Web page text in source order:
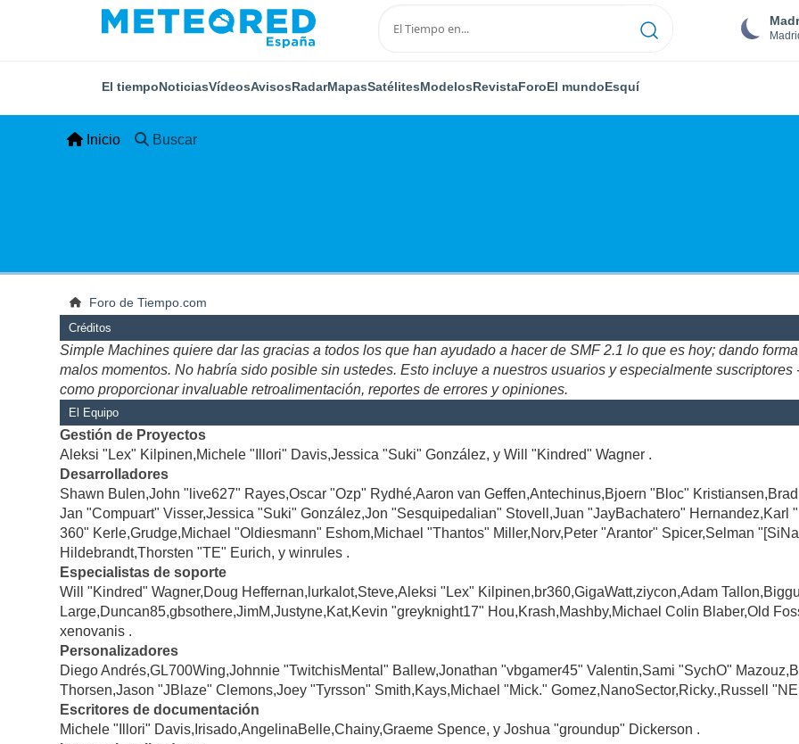
El tiempoNoticiasVídeosAvisosRadarMapasSatélitesModelosRevistaForoEl mundoEsquí
Inicio Buscar
Foro de Tiempo.com
Créditos
Simple Machines quiere dar las gracias a todos los que han ayudado a hacer de SMF 2.1 lo que es hoy; dando
malos momentos. No habría sido posible sin ustedes. Esto incluye a nuestros usuarios y especialmente
como proporcionar invaluable retroalimentación, reportes de errores y opiniones.
El Equipo
Gestión de Proyectos
Aleksi "Lex" Kilpinen,Michele "Illori" Davis,Jessica "Suki" González, y Will "Kindred" Wagner .
Desarrolladores
Shawn Bulen,John "live627" Rayes,Oscar "Ozp" Rydhé,Aaron van Geffen,Antechinus,Bjoern "Bloc"
Jan "Compuart" Visser,Jessica "Suki" González,Jon "Sesquipedalian" Stovell,Juan "JayBachatero"
360" Kerle,Grudge,Michael "Oldiesmann" Eshom,Michael "Thantos" Miller,Norv,Peter "Arantor" Spicer,Selman
Hildebrandt,Thorsten "TE" Eurich, y winrules .
Especialistas de soporte
Will "Kindred" Wagner,Doug Heffernan,lurkalot,Steve,Aleksi "Lex" Kilpinen,br360,GigaWatt,ziycon,Adam
Large,Duncan85,gbsothere,JimM,Justyne,Kat,Kevin "greyknight17" Hou,Krash,Mashby,Michael Colin Blaber,Old
xenovanis .
Personalizadores
Diego Andrés,GL700Wing,Johnnie "TwitchisMental" Ballew,Jonathan "vbgamer45" Valentin,Sami "SychO"
Thorsen,Jason "JBlaze" Clemons,Joey "Tyrsson" Smith,Kays,Michael "Mick." Gomez,NanoSector,Ricky.,Russell
Escritores de documentación
Michele "Illori" Davis,Irisado,AngelinaBelle,Chainy,Graeme Spence, y Joshua "groundup" Dickerson .